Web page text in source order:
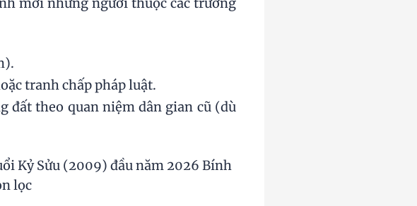
mời những người thuộc các trường
tranh chấp pháp luật.
đất theo quan niệm dân gian cũ (dù
Kỷ Sửu (2009) đầu năm 2026 Bính
lọc